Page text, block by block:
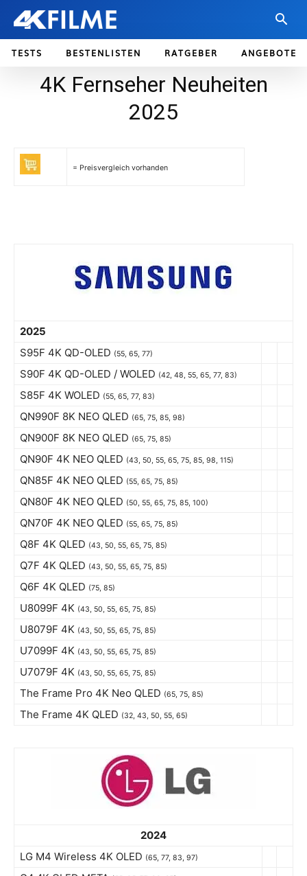
TESTS BESTENLISTEN RATGEBER ANGEBOTE
4K Fernseher Neuheiten
2025
= Preisvergleich vorhanden
2025
S95F 4K QD-OLED (55, 65, 77)
S90F 4K QD-OLED / WOLED (42, 48, 55, 65, 77, 83)
S85F 4K WOLED (55, 65, 77, 83)
QN990F 8K NEO QLED (65, 75, 85, 98)
QN900F 8K NEO QLED (65, 75, 85)
QN90F 4K NEO QLED (43, 50, 55, 65, 75, 85, 98, 115)
QN85F 4K NEO QLED (55, 65, 75, 85)
QN80F 4K NEO QLED (50, 55, 65, 75, 85, 100)
QN70F 4K NEO QLED (55, 65, 75, 85)
Q8F 4K QLED (43, 50, 55, 65, 75, 85)
Q7F 4K QLED (43, 50, 55, 65, 75, 85)
Q6F 4K QLED (75, 85)
U8099F 4K (43, 50, 55, 65, 75, 85)
U8079F 4K (43, 50, 55, 65, 75, 85)
U7099F 4K (43, 50, 55, 65, 75, 85)
U7079F 4K (43, 50, 55, 65, 75, 85)
The Frame Pro 4K Neo QLED (65, 75, 85)
The Frame 4K QLED (32, 43, 50, 55, 65)
2024
LG M4 Wireless 4K OLED (65, 77, 83, 97)